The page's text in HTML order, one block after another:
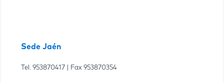
Sede Jaén
Tel. 953870417 | Fax 953870354